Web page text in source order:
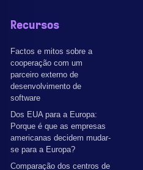
Recursos
Factos e mitos sobre a
cooperação com um
parceiro externo de
desenvolvimento de
software
Dos EUA para a Europa:
Porque é que as empresas
americanas decidem mudar-
se para a Europa?
Comparação dos centros de